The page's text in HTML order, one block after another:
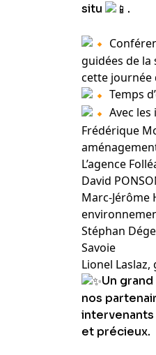
situ
.
guidées de
cette journée
Temps
Avec
Frédérique
L’agence
David
Marc-Jérôme
Stéphan
Savoie
Lionel
Un
nos
et précieux.